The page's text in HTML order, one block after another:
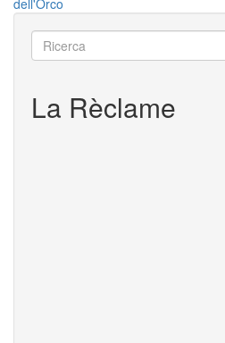
dell'Orco
Ricerca
Ricerca
La Rèclame